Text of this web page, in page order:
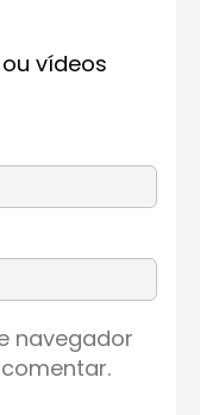
vídeos
navegador